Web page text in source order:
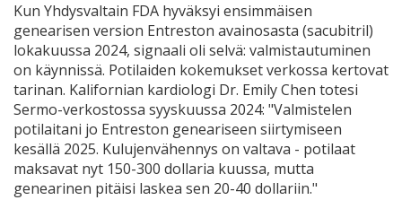
Kun Yhdysvaltain FDA hyväksyi ensimmäisen
genearisen version Entreston avainosasta (sacubitril)
lokakuussa 2024, signaali oli selvä: valmistautuminen
on käynnissä. Potilaiden kokemukset verkossa kertovat
tarinan. Kalifornian kardiologi Dr. Emily Chen totesi
Sermo-verkostossa syyskuussa 2024: "Valmistelen
potilaitani jo Entreston geneariseen siirtymiseen
kesällä 2025. Kulujenvähennys on valtava - potilaat
maksavat nyt 150-300 dollaria kuussa, mutta
genearinen pitäisi laskea sen 20-40 dollariin."